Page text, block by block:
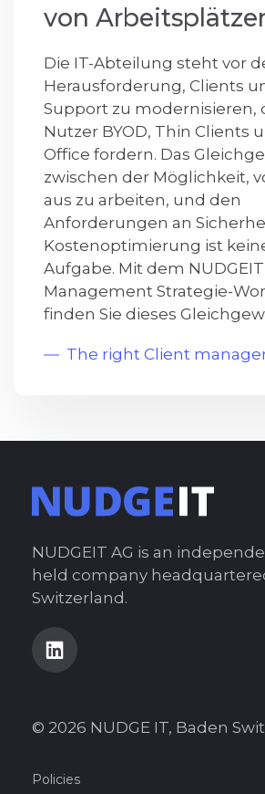
von
Die IT-Abteilung steht vor
Herausforderung, Clients
Support zu modernisieren,
Nutzer BYOD, Thin Clients
Office fordern. Das
zwischen der Möglichkeit,
aus zu arbeiten, und den
Anforderungen an
Kostenoptimierung ist
Aufgabe. Mit dem
Management Strategie-
finden Sie dieses
The right Client
NUDGEIT AG is an
held company
Switzerland.
© 2026 NUDGE IT, Baden
Policies